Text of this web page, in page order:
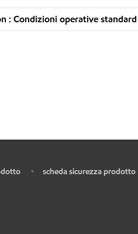
: Condizioni operative
• scheda sicurezza prodotto